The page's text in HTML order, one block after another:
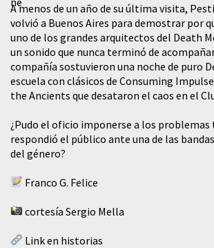
A menos de un año de su última visita,
volvió a Buenos Aires para demostrar por
uno de los grandes arquitectos del Death
un sonido que nunca terminó de
compañía sostuvieron una noche de puro
escuela con clásicos de Consuming
the Ancients que desataron el caos en el
¿Pudo el oficio imponerse a los problemas
respondió el público ante una de las
del género?
Franco G. Felice
cortesía Sergio Mella
Link en historias